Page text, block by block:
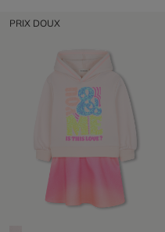
PRIX DOUX